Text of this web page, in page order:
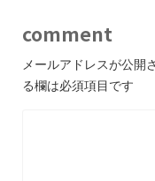
comment
メールアドレスが公開
る欄は必須項目です